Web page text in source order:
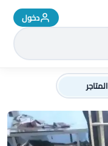
دخول
المتاجر